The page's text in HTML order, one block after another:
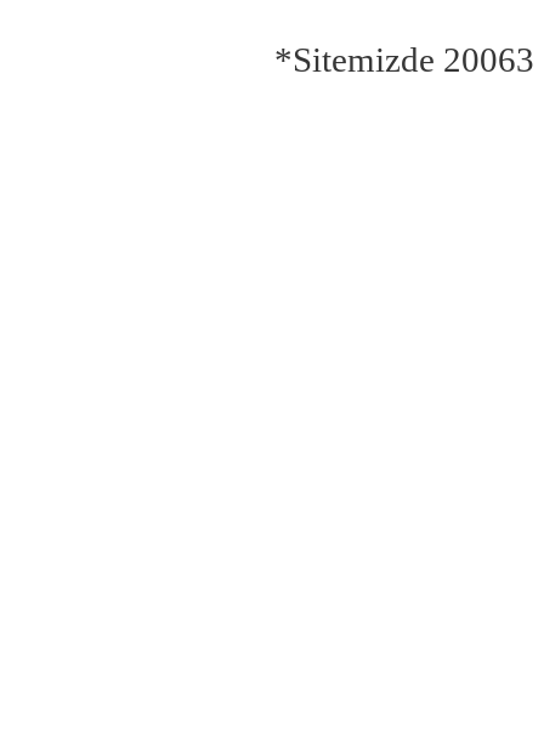
*Sitemizde 20063